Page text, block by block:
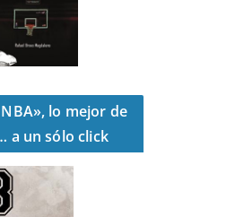
lo mejor de
a un sólo click